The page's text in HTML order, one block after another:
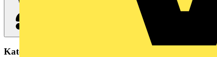
Kategorien